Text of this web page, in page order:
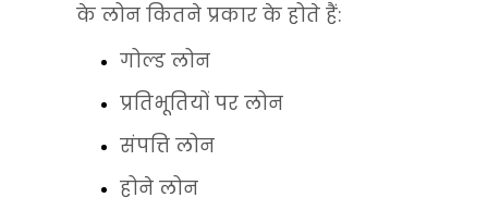
के लोन कितने प्रकार के होते हैं:
गोल्ड लोन
प्रतिभूतियों पर लोन
संपत्ति लोन
होने लोन